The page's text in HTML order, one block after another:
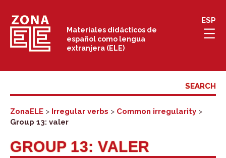
content
Materiales didácticos de
español como lengua
extranjera (ELE)
ESP
ZonaELE > Irregular verbs > Common irregularity >
Group 13: valer
GROUP 13: VALER